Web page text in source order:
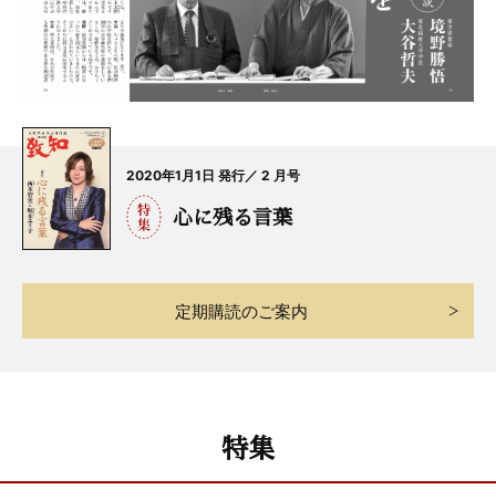
2020年1月1日 発行／ 2 月号
心に残る言葉
定期購読のご案内
特集